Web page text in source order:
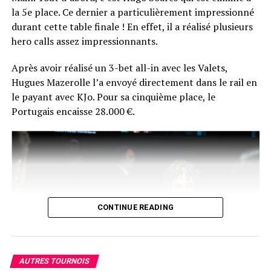
par donner une interview à Comanche.
La réaction du vainqueur fera certainement son petit
bonhomme de chemin sur les réseaux du poker
français… En plus de ça, Chotec risque de se souvenir
longtemps de sa photo d’après-victoire… en peignoir !
la 5e place. Ce dernier a particulièrement impressionné
durant cette table finale ! En effet, il a réalisé plusieurs
hero calls assez impressionnants.
Après avoir réalisé un 3-bet all-in avec les Valets,
Hugues Mazerolle l’a envoyé directement dans le rail en
le payant avec KJo. Pour sa cinquième place, le
Portugais encaisse 28.000 €.
CONTINUE READING
AUTRES TOURNOIS